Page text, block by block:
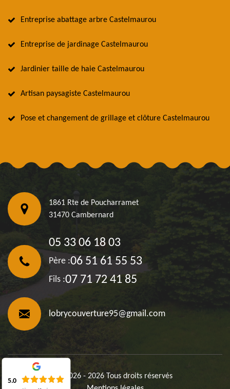
Entreprise abattage arbre Castelmaurou
Entreprise de jardinage Castelmaurou
Jardinier taille de haie Castelmaurou
Artisan paysagiste Castelmaurou
Pose et changement de grillage et clôture Castelmaurou
1861 Rte de Poucharramet
31470 Cambernard
05 33 06 18 03
Père :06 51 61 55 53
Fils :07 71 72 41 85
lobrycouverture95@gmail.com
©2026 - 2026 Tous droits réservés
5.0